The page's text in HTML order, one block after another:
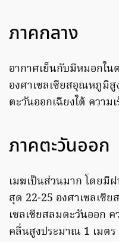
ภาคกลาง
อากาศเย็นกับมีหมอกใ
องศาเซลเซียสอุณหภูมิสู
ตะวันออกเฉียงใต้ ความ
ภาคตะวันออก
เมฆเป็นส่วนมาก โดย
สุด 22-25 องศาเซลเซี
เซลเซียสลมตะวันออก
คลื่นสูงประมาณ 1 เมต